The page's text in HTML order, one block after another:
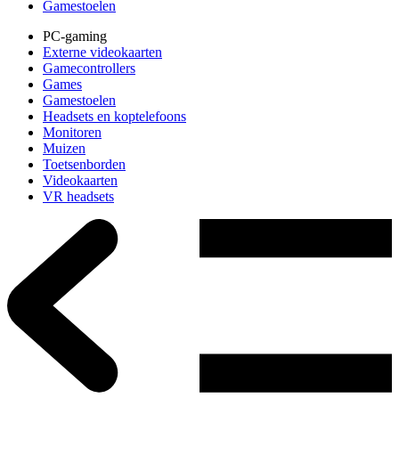
Gamestoelen
PC-gaming
Externe videokaarten
Gamecontrollers
Games
Gamestoelen
Headsets en koptelefoons
Monitoren
Muizen
Toetsenborden
Videokaarten
VR headsets